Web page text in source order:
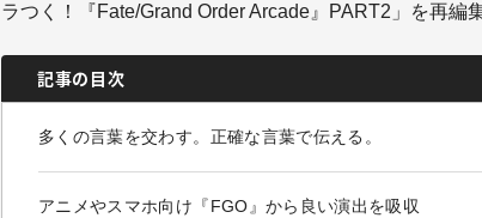
ラつく！『Fate/Grand Order Arcade』PART2」を再編
記事の目次
多くの言葉を交わす。正確な言葉で伝える。
アニメやスマホ向け『FGO』から良い演出を吸収